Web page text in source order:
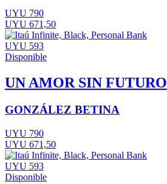
UYU 790
UYU 671,50
UYU 593
Disponible
UN AMOR SIN FUTURO
GONZÁLEZ BETINA
UYU 790
UYU 671,50
UYU 593
Disponible